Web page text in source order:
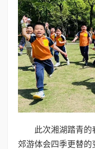
此次湘湖踏青
郊游体会四季更替